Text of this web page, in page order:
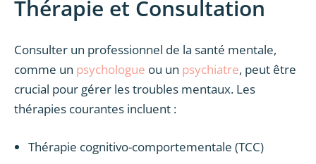
Thérapie et Consultation
Consulter un professionnel de la santé mentale,
comme un psychologue ou un psychiatre, peut être
crucial pour gérer les troubles mentaux. Les
thérapies courantes incluent :
Thérapie cognitivo-comportementale (TCC)